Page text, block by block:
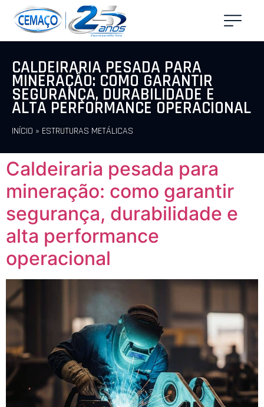
CALDEIRARIA PESADA PARA
MINERAÇÃO: COMO GARANTIR
SEGURANÇA, DURABILIDADE E
ALTA PERFORMANCE OPERACIONAL
INÍCIO » ESTRUTURAS METÁLICAS
Caldeiraria pesada para
mineração: como garantir
segurança, durabilidade e
alta performance
operacional